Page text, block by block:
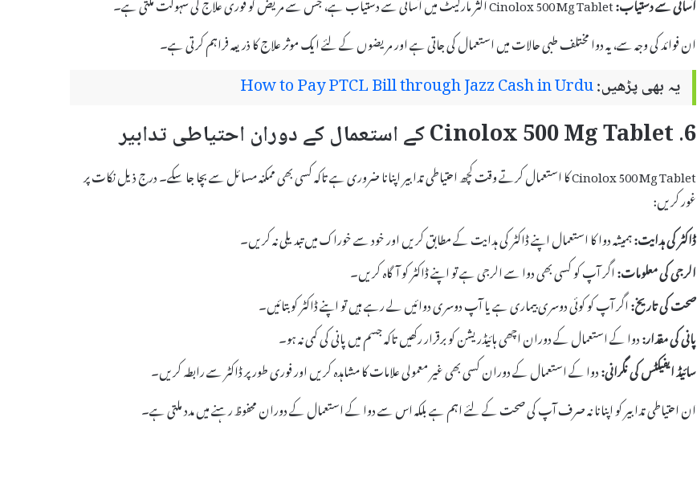
ان فوائد کی وجہ سے، یہ دوا مختلف طبی حالات میں استعمال کی جاتی ہے اور مریضوں کے لئے ایک موثر علاج کا ذریعہ فراہم کرتی ہے۔
یہ بھی پڑھیں:How to Pay PTCL Bill through Jazz Cash in Urdu
6. Cinolox 500 Mg Tablet کے استعمال کے دوران احتیاطی تدابیر
Cinolox 500 Mg Tablet کا استعمال کرتے وقت کچھ احتیاطی تدابیر اپنانا ضروری ہے تاکہ کسی بھی ممکنہ مسائل سے بچا جا سکے۔ درج ذیل نکات پر
غور کریں:
ڈاکٹر کی ہدایت:ہمیشہ دوا کا استعمال اپنے ڈاکٹر کی ہدایت کے مطابق کریں اور خود سے خوراک میں تبدیلی نہ کریں۔
الرجی کی معلومات:اگر آپ کو کسی بھی دوا سے الرجی ہے تو اپنے ڈاکٹر کو آگاہ کریں۔
صحت کی تاریخ:اگر آپ کو کوئی دوسری بیماری ہے یا آپ دوسری دوائیں لے رہے ہیں تو اپنے ڈاکٹر کو بتائیں۔
پانی کی مقدار:دوا کے استعمال کے دوران اچھی ہائیڈریشن کو برقرار رکھیں تاکہ جسم میں پانی کی کمی نہ ہو۔
سائیڈ ایفیکٹس کی نگرانی:دوا کے استعمال کے دوران کسی بھی غیر معمولی علامات کا مشاہدہ کریں اور فوری طور پر ڈاکٹر سے رابطہ کریں۔
ان احتیاطی تدابیر کو اپنانا نہ صرف آپ کی صحت کے لئے اہم ہے بلکہ اس سے دوا کے استعمال کے دوران محفوظ رہنے میں مدد ملتی ہے۔